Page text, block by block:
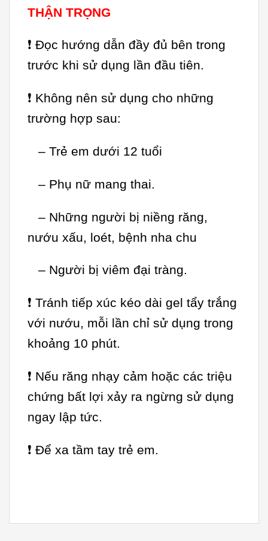
THẬN TRỌNG
❗ Đọc hướng dẫn đầy đủ bên trong
trước khi sử dụng lần đầu tiên.
❗ Không nên sử dụng cho những
trường hợp sau:
– Trẻ em dưới 12 tuổi
– Phụ nữ mang thai.
– Những người bị niềng răng,
nướu xấu, loét, bệnh nha chu
– Người bị viêm đại tràng.
❗ Tránh tiếp xúc kéo dài gel tẩy trắng
với nướu, mỗi lần chỉ sử dụng trong
khoảng 10 phút.
❗ Nếu răng nhạy cảm hoặc các triệu
chứng bất lợi xảy ra ngừng sử dụng
ngay lập tức.
❗ Để xa tầm tay trẻ em.